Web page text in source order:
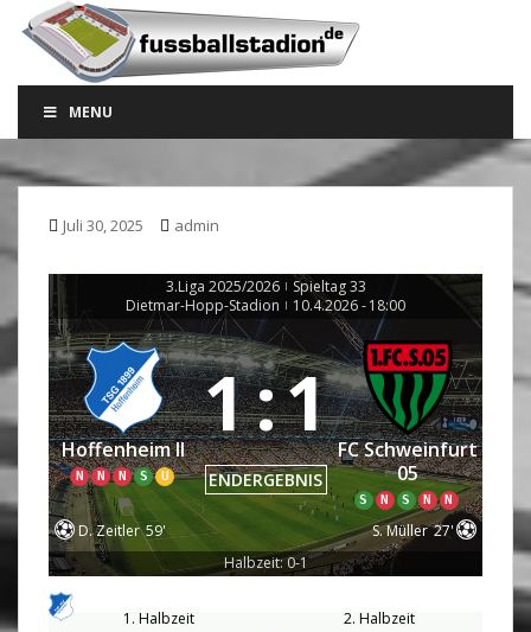
m
n
t
n
MENU
Juli 30, 2025 admin
3.Liga 2025/2026 | Spieltag 33
Dietmar-Hopp-Stadion | 10.4.2026- 18:00
Hoffenheim II
N N N S U
1:1
ENDERGEBNIS
FC Schweinfurt
05
S N S N N
D. Zeitler 59' S. Müller 27'
Halbzeit: 0-1
1. Halbzeit 2. Halbzeit